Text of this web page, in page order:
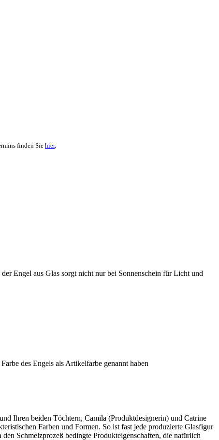
finden Sie hier.
Engel aus Glas sorgt nicht nur bei Sonnenschein für Licht und
des Engels als Artikelfarbe genannt haben
Ihren beiden Töchtern, Camila (Produktdesignerin) und Catrine
Farben und Formen. So ist fast jede produzierte Glasfigur
Schmelzprozeß bedingte Produkteigenschaften, die natürlich